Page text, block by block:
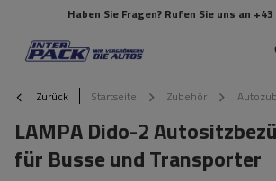
Haben Sie Fragen? Rufen Sie uns an
Zurück Startseite Zubehör
LAMPA Dido-2
für Busse und Transporter